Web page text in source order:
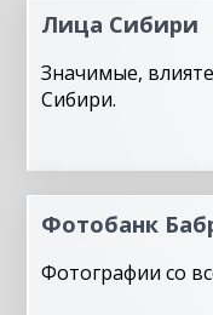
Лица Сибири
Значимые,
Сибири.
Фотобанк
Фотографии со